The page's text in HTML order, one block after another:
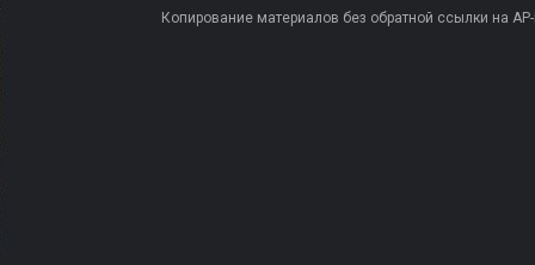
Копирование материалов без обратной ссылки на